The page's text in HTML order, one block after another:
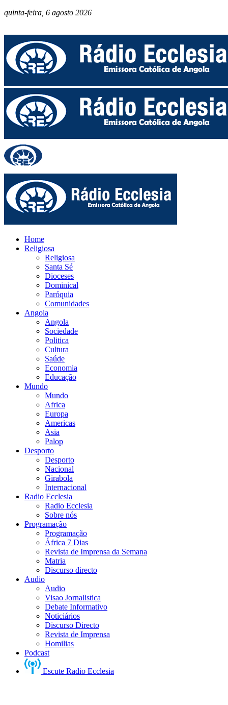
quinta-feira, 6 agosto 2026
Home
Religiosa
Religiosa
Santa Sé
Dioceses
Dominical
Paróquia
Comunidades
Angola
Angola
Sociedade
Politica
Cultura
Saúde
Economia
Educação
Mundo
Mundo
Africa
Europa
Americas
Asia
Palop
Desporto
Desporto
Nacional
Girabola
Internacional
Radio Ecclesia
Radio Ecclesia
Sobre nós
Programação
Programação
África 7 Dias
Revista de Imprensa da Semana
Matria
Discurso directo
Audio
Audio
Visao Jornalistica
Debate Informativo
Noticiários
Discurso Directo
Revista de Imprensa
Homilias
Podcast
Escute Radio Ecclesia